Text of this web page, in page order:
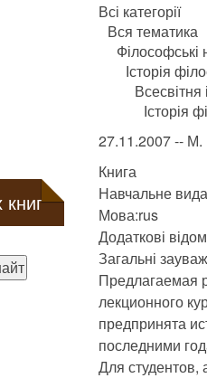
Всі категорії
Вся тематика
Філософські
Історія
Всесвітня
Історія
27.11.2007 --
Книга
Навчальне
Мова:rus
Додаткові
Загальні
Предлагаемая
лекционного
предпринята
последними
Для студентов,